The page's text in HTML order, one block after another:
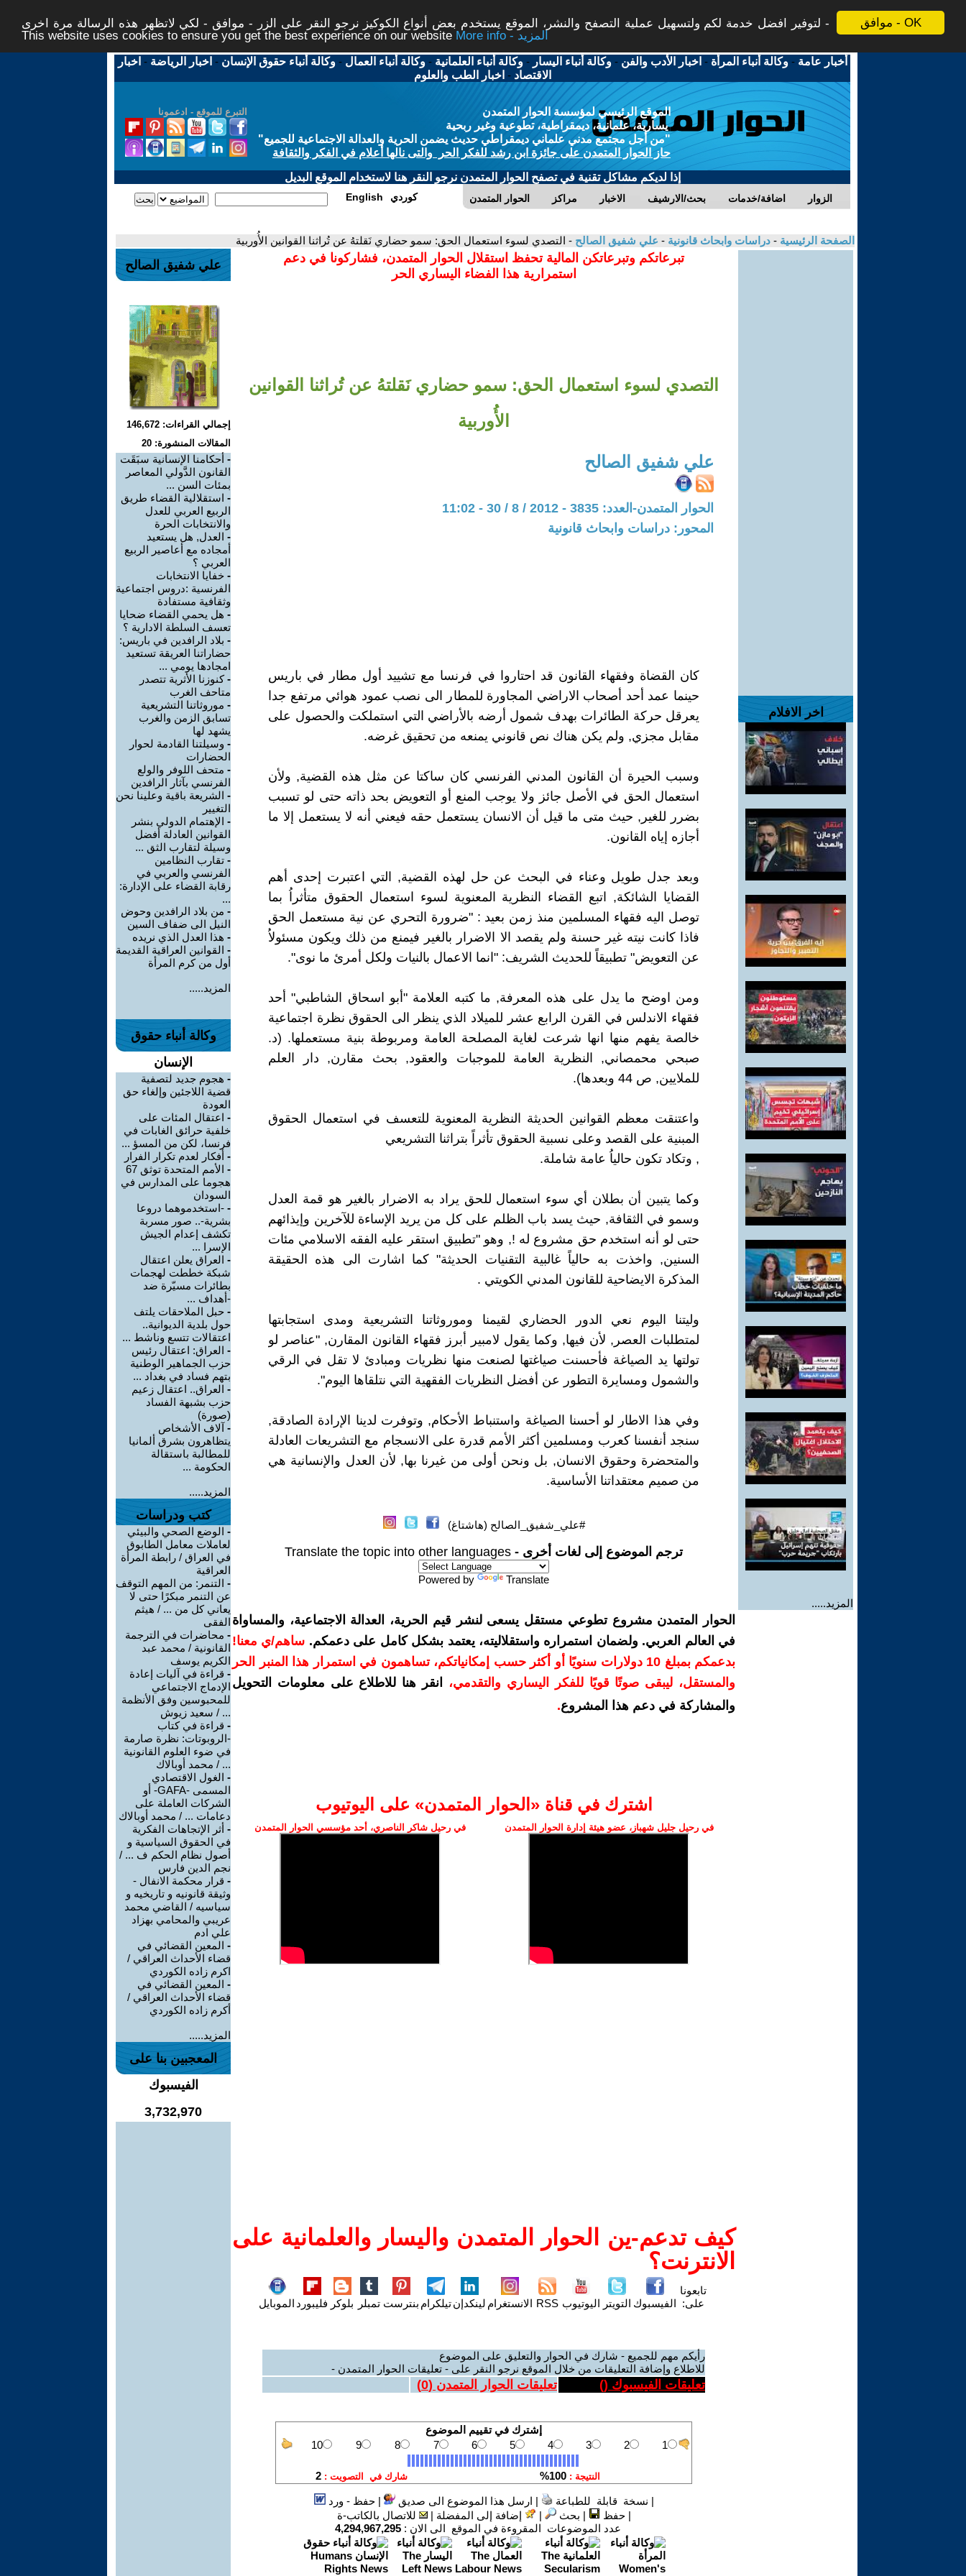
موافق - OK
لتوفير افضل خدمة لكم ولتسهيل عملية التصفح والنشر، الموقع يستخدم بعض أنواع الكوكيز نرجو النقر على الزر - موافق - لكي لاتظهر هذه الرسالة مرة اخرى -
This website uses cookies to ensure you get the best experience on our website
More info - المزيد
أخبار عامة -وكالة أنباء المرأة - اخبار الأدب والفن -وكالة أنباء اليسار -وكالة أنباء العلمانية -وكالة أنباء العمال -وكالة أنباء حقوق الإنسان - اخبار الرياضة - اخبار
الاقتصاد - اخبار الطب والعلوم
التبرع للموقع - ادعمونا
الموقع الرئيسي لمؤسسة الحوار المتمدن
يسارية، علمانية، ديمقراطية، تطوعية وغير ربحية
"من أجل مجتمع مدني علماني ديمقراطي حديث يضمن الحرية والعدالة الاجتماعية للجميع"
حاز الحوار المتمدن على جائزة ابن رشد للفكر الحر والتى نالها أعلام في الفكر والثقافة
إذا لديكم مشاكل تقنية في تصفح الحوار المتمدن نرجو النقر هنا لاستخدام الموقع البديل
الحوار المتمدن مراكز الاخبار بحث/الارشيف اضافة/خدمات الزوار English كوردي
الصفحة الرئيسية - دراسات وابحاث قانونية - علي شفيق الصالح - التصدي لسوء استعمال الحق: سمو حضاري نَقلتهُ عن تُراثنا القوانين الأُوربية
اخر الافلام
المزيد.....
تبرعاتكم وتبرعاتكن المالية تحفظ استقلال الحوار المتمدن، فشاركونا في دعم
استمرارية هذا الفضاء اليساري الحر
التصدي لسوء استعمال الحق: سمو حضاري نَقلتهُ عن تُراثنا القوانين
الأُوربية
علي شفيق الصالح
الحوار المتمدن-العدد: 3835 - 2012 / 8 / 30 - 11:02
المحور: دراسات وابحاث قانونية
كان القضاة وفقهاء القانون قد احتاروا في فرنسا مع تشييد أول مطار في باريس
حينما عمد أحد أصحاب الاراضي المجاورة للمطار الى نصب عمود هوائي مرتفع جدا
يعرقل حركة الطائرات بهدف شمول أرضه بالأراضي التي استملكت والحصول على
مقابل مجزي, ولم يكن هناك نص قانوني يمنعه من تحقيق غرضه.
وسبب الحيرة أن القانون المدني الفرنسي كان ساكتا عن مثل هذه القضية, ولأن
استعمال الحق في الأصل جائز ولا يوجب المنع أو التعويض بحد ذاته حتى لو تسبب
بضرر للغير, حيث متى ما قيل أن الانسان يستعمل حقه فيعني أنه لا يستعمل إلا ما
أجازه إياه القانون.
وبعد جدل طويل وعناء في البحث عن حل لهذه القضية, التي اعتبرت إحدى أهم
القضايا الشائكة, اتبع القضاء النظرية المعنوية لسوء استعمال الحقوق متأثراُ بما
توصل اليه فقهاء المسلمين منذ زمن بعيد : "ضرورة التحري عن نية مستعمل الحق
فاذا كانت نيته غير حسنة ولم يقصد الا الاضرار بالغير فيمنع من ذلك ويكون مسئولاُ
عن التعويض" تطبيقاً للحديث الشريف: "انما الاعمال بالنيات ولكل أمرئ ما نوى".
ومن اوضح ما يدل على هذه المعرفة, ما كتبه العلامة "أبو اسحاق الشاطبي" أحد
فقهاء الاندلس في القرن الرابع عشر للميلاد الذي ينظر الى الحقوق نظرة اجتماعية
خالصة يفهم منها انها شرعت لغاية المصلحة العامة ومربوطة بنية مستعملها. (د.
صبحي محمصاني, النظرية العامة للموجبات والعقود, بحث مقارن, دار العلم
للملايين, ص 44 وبعدها).
واعتنقت معظم القوانين الحديثة النظرية المعنوية للتعسف في استعمال الحقوق
المبنية على القصد وعلى نسبية الحقوق تأثراً بتراثنا التشريعي
, وتكاد تكون حالياُ عامة شاملة.
وكما يتبين أن بطلان أي سوء استعمال للحق يراد به الاضرار بالغير هو قمة العدل
وسمو في الثقافة, حيث يسد باب الظلم على كل من يريد الإساءة للآخرين وإيذائهم
حتى لو أنه استخدم حق مشروع له !, وهو "تطبيق استقر عليه الفقه الاسلامي مئات
السنين, واخذت به حالياً غالبية التقنيات الحديثة" كما اشارت الى هذه الحقيقة
المذكرة الايضاحية للقانون المدني الكويتي .
وليتنا اليوم نعي الدور الحضاري لقيمنا وموروثاتنا التشريعية ومدى استجابتها
لمتطلبات العصر, لأن فيها, وكما يقول لامبير أبرز فقهاء القانون المقارن, "عناصر لو
تولتها يد الصياغة فأحسنت صياغتها لصنعت منها نظريات ومبادئ لا تقل في الرقي
والشمول ومسايرة التطور عن أفضل النظريات الفقهية التي نتلقاها اليوم".
وفي هذا الاطار لو أحسنا الصياغة واستنباط الأحكام, وتوفرت لدينا الإرادة الصادقة,
سنجد أنفسنا كعرب ومسلمين أكثر الأمم قدرة على الانسجام مع التشريعات العادلة
والمتحضرة وحقوق الانسان, بل ونحن أولى من غيرنا بها, لأن العدل والإنسانية هي
من صميم معتقداتنا الأساسية.
#علي_شفيق_الصالح (هاشتاغ)
ترجم الموضوع إلى لغات أخرى - Translate the topic into other languages
Powered by Translate
الحوار المتمدن مشروع تطوعي مستقل يسعى لنشر قيم الحرية، العدالة الاجتماعية، والمساواة
في العالم العربي. ولضمان استمراره واستقلاليته، يعتمد بشكل كامل على دعمكم. ساهم/ي معنا!
بدعمكم بمبلغ 10 دولارات سنويًا أو أكثر حسب إمكانياتكم، تساهمون في استمرار هذا المنبر الحر
والمستقل، ليبقى صوتًا قويًا للفكر اليساري والتقدمي،
انقر هنا للاطلاع على معلومات التحويل
والمشاركة في دعم هذا المشروع.
اشترك في قناة ‫«الحوار المتمدن» على اليوتيوب
في رحيل جليل شهباز، عضو هيئة إدارة الحوار المتمدن في رحيل شاكر الناصري، أحد مؤسسي الحوار المتمدن
كيف تدعم-ين الحوار المتمدن واليسار والعلمانية على
الانترنت؟
تابعونا
على: الفيسبوك التويتر اليوتيوب RSS الانستغرام لينكدإنتيلكرام بنترست تمبلر بلوكر فليبورد الموبايل
رأيكم مهم للجميع - شارك في الحوار والتعليق على الموضوع
للاطلاع وإضافة التعليقات من خلال الموقع نرجو النقر على - تعليقات الحوار المتمدن -
تعليقات الفيسبوك () تعليقات الحوار المتمدن (0
)
| نسخة قابلة للطباعة | ارسل هذا الموضوع الى صديق |حفظ - ورد
|حفظ | بحث | إضافة إلى المفضلة |
للاتصال بالكاتب-ة
عدد الموضوعات المقروءة في الموقع الى الان : 4,294,967,295
علي شفيق الصالح
إجمالي القراءات: 146,672
المقالات المنشورة: 20
- أحكامنا الإنسانية سبَقَت
القانون الدَّولي المعاصر
بمئات السن ...
- استقلالية القضاء طريق
الربيع العربي للعدل
والانتخابات الحرة
- العدل, هل يستعيد
أمجاده مع أعاصير الربيع
العربي ؟
- خفايا الانتخابات
الفرنسية :دروس اجتماعية
وثقافية مستفادة
- هل يحمي القضاء ضحايا
تعسف السلطة الادارية ؟
- بلاد الرافدين في باريس:
حضاراتنا العريقة تستعيد
امجادها يومي ...
-كنوزنا الأثرية تتصدر
متاحف الغرب
- موروثاتنا التشريعية
تسابق الزمن والغرب
يشهد لها
- وسيلتنا القادمة لحوار
الحضارات
- متحف اللوفر والولع
الفرنسي بآثار الرافدين
- الشريعة باقية وعلينا نحن
التغيير
- الإهتمام الدولي بنشر
القوانين العادلة أفضل
وسيلة لتقارب الثق ...
- تقارب النظامين
الفرنسي والعربي في
رقابة القضاء على الإدارة:
...
- من بلاد الرافدين وحوض
النيل الى ضفاف السين
- هذا العدل الذي نريده
- القوانين العراقية القديمة
أول من كرم المرأة
المزيد.....
وكالة أنباء حقوق
الإنسان
- هجوم جديد لتصفية
قضية اللاجئين وإلغاء حق
العودة
- اعتقال المئات على
خلفية حرائق الغابات في
فرنسا، لكن من المسؤ ...
- أفكار لعدم تكرار الفرار
-
الأمم المتحدة توثق 67
هجوما على المدارس في
السودان
- -استخدموهما دروعا
بشرية-.. صور مسربة
تكشف إعدام الجيش
الإسرا ...
- العراق يعلن اعتقال
شبكة خططت لهجمات
بطائرات مسيّرة ضد
-أهداف ...
- حبل الملاحقات يلتف
حول بلدية الديوانية..
اعتقالات تتسع وناشط ...
- العراق: اعتقال رئيس
حزب الجماهير الوطنية
بتهم فساد في بغداد ...
- العراق.. اعتقال زعيم
حزب بشبهة الفساد
(صورة)
- آلاف الأشخاص
يتظاهرون بشرق ألمانيا
للمطالبة باستقالة
الحكومة ...
المزيد.....
كتب ودراسات
- الوضع الصحي والبيئي
لعاملات معامل الطابوق
في العراق / رابطة المرأة
العراقية
- التنمر: من المهم التوقف
عن التنمر مبكرًا حتى لا
يعاني كل من ... / هيثم
الفقى
- محاضرات في الترجمة
القانونية / محمد عبد
الكريم يوسف
- قراءة في آليات إعادة
الإدماج الاجتماعي
للمحبوسين وفق الأنظمة
... / سعيد زيوش
- قراءة في كتاب
-الروبوتات: نظرة صارمة
في ضوء العلوم القانونية
... / محمد أوبالاك
- الغول الاقتصادي
المسمى -GAFA- أو
الشركات العاملة على
دعامات ... / محمد أوبالاك
- أثر الإتجاهات الفكرية
في الحقوق السياسية و
أصول نظام الحكم ف ... /
نجم الدين فارس
- قرار محكمة الانفال -
وثيقة قانونيه و تاريخيه و
سياسيه / القاضي محمد
عريبي والمحامي بهزاد
علي ادم
- المعين القضائي في
قضاء الأحداث العراقي /
اكرم زاده الكوردي
- المعين القضائي في
قضاء الأحداث العراقي /
أكرم زاده الكوردي
المزيد.....
المعجبين بنا على
الفيسبوك
3,732,970